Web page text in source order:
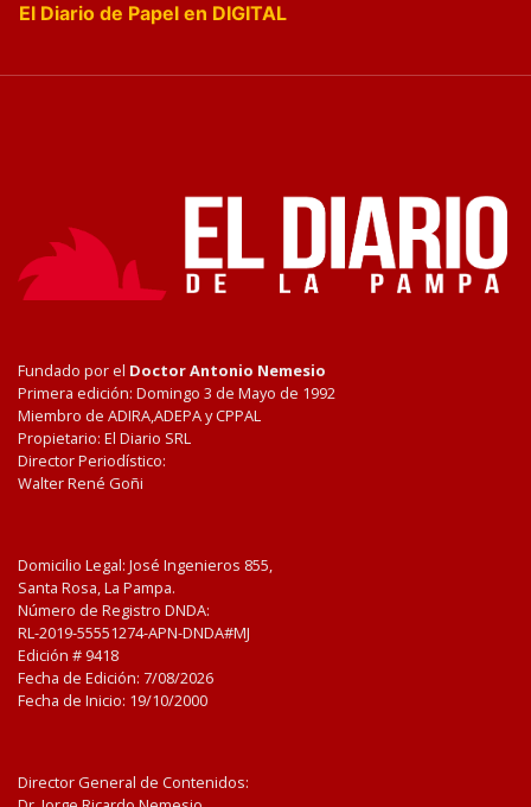
El Diario de Papel en DIGITAL
Fundado por el Doctor Antonio Nemesio
Primera edición: Domingo 3 de Mayo de 1992
Miembro de ADIRA,ADEPA y CPPAL
Propietario: El Diario SRL
Director Periodístico:
Walter René Goñi
Domicilio Legal: José Ingenieros 855,
Santa Rosa, La Pampa.
Número de Registro DNDA:
RL-2019-55551274-APN-DNDA#MJ
Edición # 9418
Fecha de Edición: 7/08/2026
Fecha de Inicio: 19/10/2000
Director General de Contenidos: